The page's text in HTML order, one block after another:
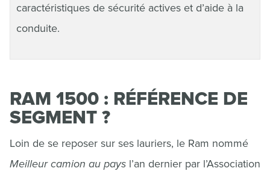
caractéristiques de sécurité actives et d’aide à la
conduite.
RAM 1500 : RÉFÉRENCE DE
SEGMENT ?
Loin de se reposer sur ses lauriers, le Ram nommé
Meilleur camion au pays l’an dernier par l’Association